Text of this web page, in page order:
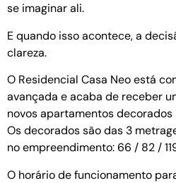
se imaginar ali.
E quando isso acontece, a
clareza.
O Residencial Casa Neo está
avançada e acaba de receber
novos apartamentos decorados
Os decorados são das 3
no empreendimento: 66 / 82 /
O horário de funcionamento